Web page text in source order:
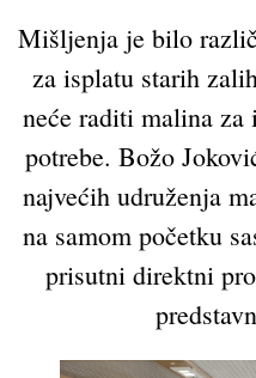
Mišljenja je bilo
za isplatu starih
neće raditi malina za
potrebe. Božo
najvećih udruženja
na samom početku
prisutni direktni